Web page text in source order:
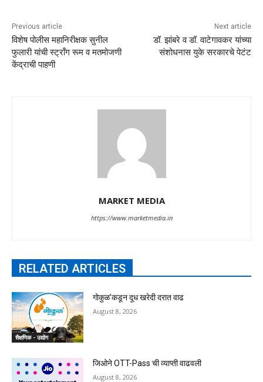
Previous article
विशेष पोलीस महानिरीक्षक सुनील
फुलारी यांची स्ट्रॉंग रूम व मतमोजणी
केंद्राची पाहणी
Next article
डॉ. झांबरे व डॉ. वाटेगावकर यांच्या
संशोधनास युके सरकारचे पेटंट
MARKET MEDIA
https://www.marketmedia.in
RELATED ARTICLES
शैक्षणिक - उद्योग
गोकुळ’कडून दूध खरेदी दरात वाढ
August 8, 2026
जिओने OTT-Pass ची व्याप्ती वाढवली
August 8, 2026